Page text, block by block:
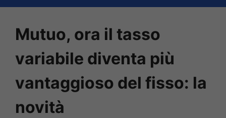
Mutuo, ora il tasso
variabile diventa più
vantaggioso del fisso: la
novità